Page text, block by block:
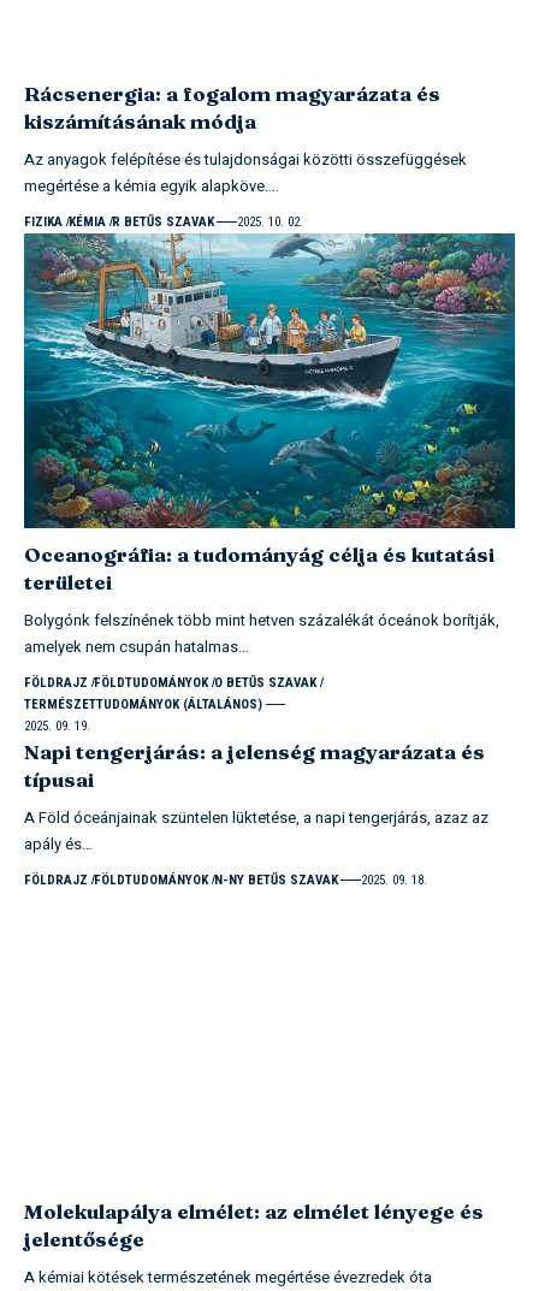
Rácsenergia: a fogalom magyarázata és
kiszámításának módja
Az anyagok felépítése és tulajdonságai közötti összefüggések
megértése a kémia egyik alapköve.…
FIZIKA KÉMIA R BETŰS SZAVAK 2025. 10. 02.
Oceanográfia: a tudományág célja és kutatási
területei
Bolygónk felszínének több mint hetven százalékát óceánok borítják,
amelyek nem csupán hatalmas…
FÖLDRAJZ FÖLDTUDOMÁNYOK O BETŰS SZAVAK
TERMÉSZETTUDOMÁNYOK (ÁLTALÁNOS)
2025. 09. 19.
Napi tengerjárás: a jelenség magyarázata és
típusai
A Föld óceánjainak szüntelen lüktetése, a napi tengerjárás, azaz az
apály és…
FÖLDRAJZ FÖLDTUDOMÁNYOK N-NY BETŰS SZAVAK 2025. 09. 18.
Molekulapálya elmélet: az elmélet lényege és
jelentősége
A kémiai kötések természetének megértése évezredek óta